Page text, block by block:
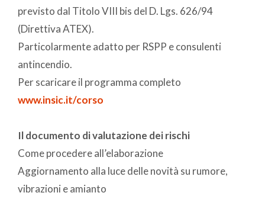
previsto dal Titolo VIII bis del D. Lgs. 626/94
(Direttiva ATEX).
Particolarmente adatto per RSPP e consulenti
antincendio.
Per scaricare il programma completo
www.insic.it/corso
Il documento di valutazione dei rischi
Come procedere all’elaborazione
Aggiornamento alla luce delle novità su rumore,
vibrazioni e amianto